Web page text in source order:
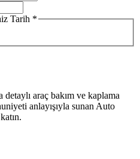
Tarih *
detaylı araç bakım ve kaplama
anlayışıyla sunan Auto